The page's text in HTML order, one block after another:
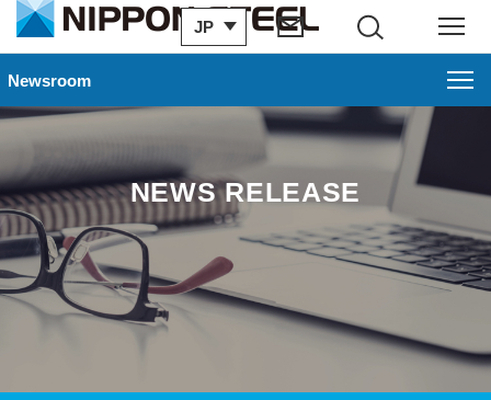
JP
サイト内検索 メニュー
NEWS RELEASE
Newsroom